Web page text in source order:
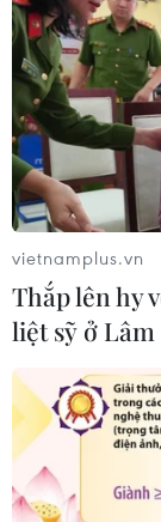
Đồng Nai yêu
vùng, sân bay
06/08/2026 09:05
Cầu Đắk Lung
vietnamplus.vn
Thắp lên hy
liệt sỹ ở